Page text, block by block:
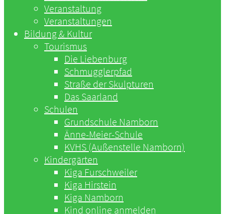
Veranstaltung
Veranstaltungen
Bildung & Kultur
Tourismus
Die Liebenburg
Schmugglerpfad
Straße der Skulpturen
Das Saarland
Schulen
Grundschule Namborn
Änne-Meier-Schule
KVHS (Außenstelle Namborn)
Kindergärten
Kiga Furschweiler
Kiga Hirstein
Kiga Namborn
Kind online anmelden